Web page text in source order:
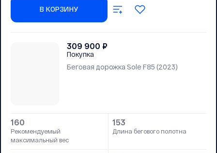
В КОРЗИНУ
309 900 ₽
Покупка
Беговая дорожка Sole F85 (2023)
160
Рекомендуемый
максимальный вес
153
Длина бегового полотна